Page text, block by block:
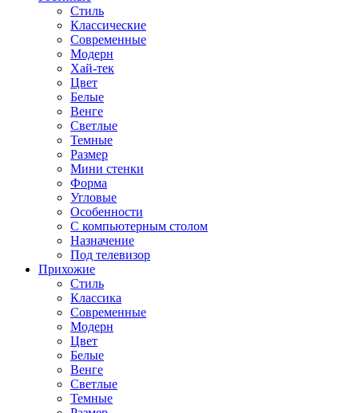
Стиль
Классические
Современные
Модерн
Хай-тек
Цвет
Белые
Венге
Светлые
Темные
Размер
Мини стенки
Форма
Угловые
Особенности
С компьютерным столом
Назначение
Под телевизор
Прихожие
Стиль
Классика
Современные
Модерн
Цвет
Белые
Венге
Светлые
Темные